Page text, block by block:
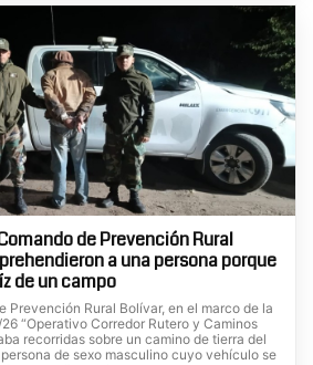
de Prevención Rural
a una persona porque
de un campo
Prevención Rural Bolívar, en el marco de la
“Operativo Corredor Rutero y Caminos
recorridas sobre un camino de tierra del
de sexo masculino cuyo vehículo se